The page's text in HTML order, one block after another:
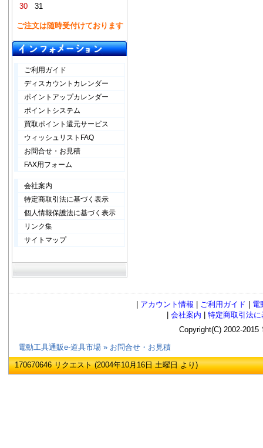
30
31
ご注文は随時受付けております
ご利用ガイド
ディスカウントカレンダー
ポイントアップカレンダー
ポイントシステム
買取ポイント還元サービス
ウィッシュリストFAQ
お問合せ・お見積
FAX用フォーム
会社案内
特定商取引法に基づく表示
個人情報保護法に基づく表示
リンク集
サイトマップ
アカウント情報 ご利用ガイド
電
会社案内
特定商取引法
Copyright(C) 2002-
電動工具通販e-道具市場 » お問合せ・お見積
170670646 リクエスト (2004年10月16日 土曜日 より)